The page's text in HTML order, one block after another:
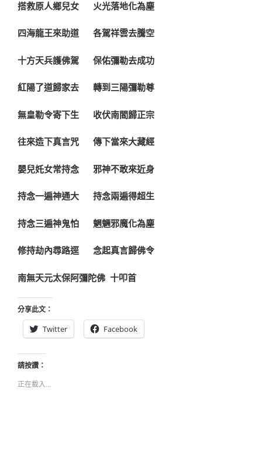
搭救原人鄉兒女 火光落地化為塵
四海龍王來助道 各駕祥雲去騰空
十方天兵護佛駕 保佑彌勒去成功
紅陽了道歸家去 轉到三陽彌勒尊
無皇勒令寄下生 收伏南閻歸正宗
往來造下真言咒 傳下當來大藏經
嬰兒奼女常持念 邪神不敢來近身
持念一遍神通大 持念兩遍得超生
持念三遍神鬼怕 魍魎邪魔化為塵
修持劫內尋路逕 念起真言歸佛令
南無天元太保阿彌陀佛 十叩首
分享此文：
Twitter
Facebook
請按讚：
正在載入...